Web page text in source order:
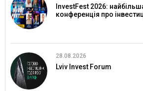
InvestFest 2026:
конференція про
28.08.2026
Lviv Invest Forum